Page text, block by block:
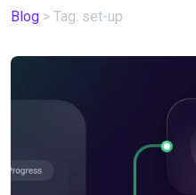
Blog > Tag: set-up